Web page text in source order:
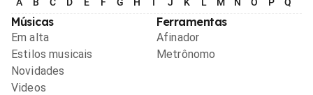
Músicas
Em alta
Estilos musicais
Novidades
Videos
Ferramentas
Afinador
Metrônomo